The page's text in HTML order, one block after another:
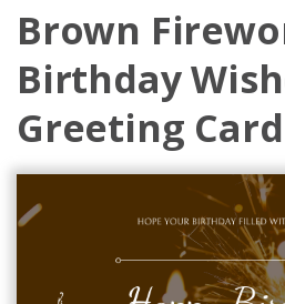
Brown
Birthday
Greeting Card